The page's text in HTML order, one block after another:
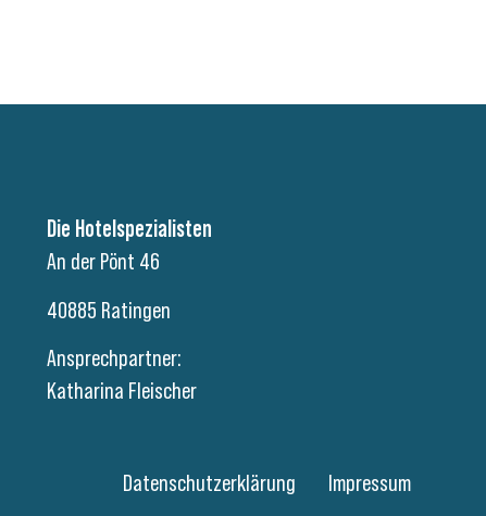
Die Hotelspezialisten
An der Pönt 46
40885 Ratingen
Ansprechpartner:
Katharina Fleischer
Datenschutzerklärung Impressum